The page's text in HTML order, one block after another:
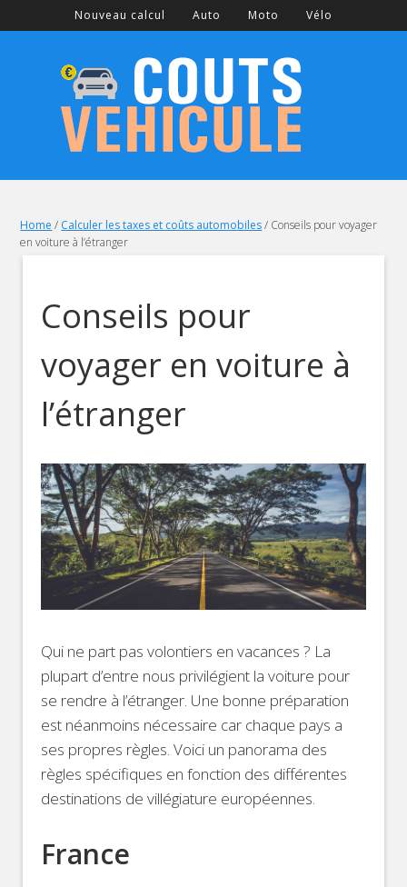
Nouveau calcul Auto Moto Vélo
Home / Calculer les taxes et coûts automobiles/ Conseils pour voyager
en voiture à l’étranger
Conseils pour
voyager en voiture à
l’étranger
Qui ne part pas volontiers en vacances ? La
plupart d’entre nous privilégient la voiture pour
se rendre à l’étranger. Une bonne préparation
est néanmoins nécessaire car chaque pays a
ses propres règles. Voici un panorama des
règles spécifiques en fonction des différentes
destinations de villégiature européennes.
France